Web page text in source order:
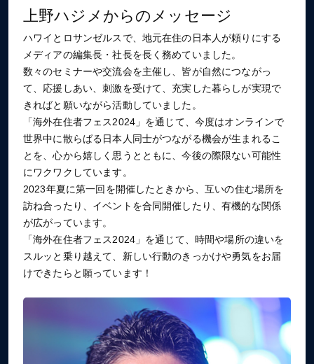
上野ハジメからのメッセージ
ハワイとロサンゼルスで、地元在住の日本人が頼りにする
メディアの編集長・社長を長く務めていました。
数々のセミナーや交流会を主催し、皆が自然につながっ
て、応援しあい、刺激を受けて、充実した暮らしが実現で
きればと願いながら活動していました。
「海外在住者フェス2024」を通じて、今度はオンラインで
世界中に散らばる日本人同士がつながる機会が生まれるこ
とを、心から嬉しく思うとともに、今後の際限ない可能性
にワクワクしています。
2023年夏に第一回を開催したときから、互いの住む場所を
訪ね合ったり、イベントを合同開催したり、有機的な関係
が広がっています。
「海外在住者フェス2024」を通じて、時間や場所の違いを
スルッと乗り越えて、新しい行動のきっかけや勇気をお届
けできたらと願っています！